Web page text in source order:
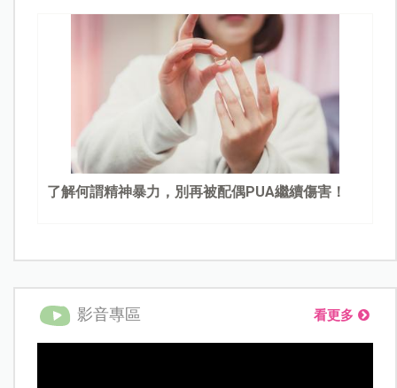
了解何謂精神暴力，別再被配偶PUA繼續傷害！
影音專區 看更多